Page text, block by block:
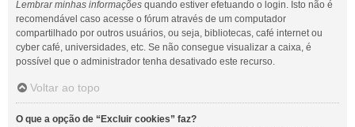
Lembrar minhas informações quando estiver efetuando o login. Isto não é
recomendável caso acesse o fórum através de um computador
compartilhado por outros usuários, ou seja, bibliotecas, café internet ou
cyber café, universidades, etc. Se não consegue visualizar a caixa, é
possível que o administrador tenha desativado este recurso.
Voltar ao topo
O que a opção de “Excluir cookies” faz?